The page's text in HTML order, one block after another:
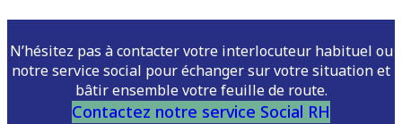
N’hésitez pas à contacter votre interlocuteur habituel ou
notre service social pour échanger sur votre situation et
bâtir ensemble votre feuille de route.
Contactez notre service Social RH